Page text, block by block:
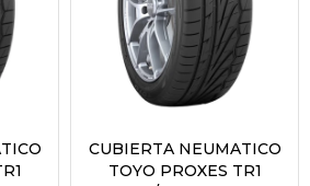
CUBIERTA NEUMATICO
TOYO PROXES TR1